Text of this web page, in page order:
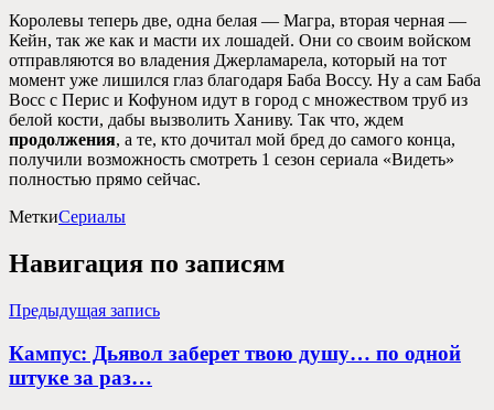
Королевы теперь две, одна белая — Магра, вторая черная —
Кейн, так же как и масти их лошадей. Они со своим войском
отправляются во владения Джерламарела, который на тот
момент уже лишился глаз благодаря Баба Воссу. Ну а сам Баба
Восс с Перис и Кофуном идут в город с множеством труб из
белой кости, дабы вызволить Ханиву. Так что, ждем
продолжения, а те, кто дочитал мой бред до самого конца,
получили возможность смотреть 1 сезон сериала «Видеть»
полностью прямо сейчас.
МеткиСериалы
Навигация по записям
Предыдущая запись
Кампус: Дьявол заберет твою душу… по одной
штуке за раз…